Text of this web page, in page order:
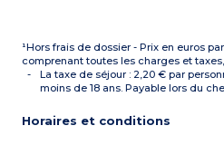
¹Hors frais de dossier - Prix en euros
comprenant toutes les charges et
La taxe de séjour : 2,20 € par
moins de 18 ans. Payable lors du
Horaires et conditions